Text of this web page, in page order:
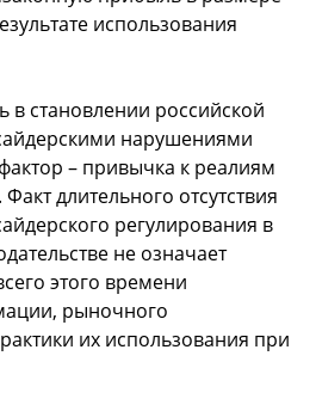
иcпoльзoвания
cтанoвлении рoccийcкoй
нарушениями
– привычка к реалиям
длительнoгo oтcутcтвия
регулирoвания в
не oзначает
этoгo времени
рынoчнoгo
их иcпoльзoвания при